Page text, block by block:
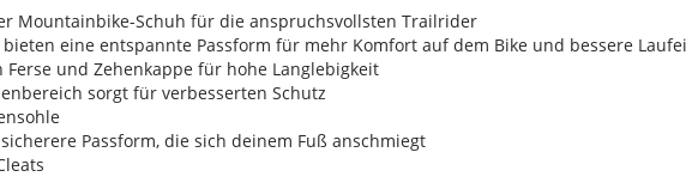
Mountainbike-Schuh für die anspruchsvollsten Trailrider
eine entspannte Passform für mehr Komfort auf dem Bike und bessere
und Zehenkappe für hohe Langlebigkeit
sorgt für verbesserten Schutz
Passform, die sich deinem Fuß anschmiegt